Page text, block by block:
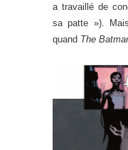
a travaillé de
sa patte »).
quand The